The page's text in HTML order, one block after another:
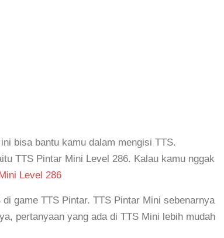
ini bisa bantu kamu dalam mengisi TTS.
TTS Pintar Mini Level 286. Kalau kamu nggak
Level 286
game TTS Pintar. TTS Pintar Mini sebenarnya
pertanyaan yang ada di TTS Mini lebih mudah